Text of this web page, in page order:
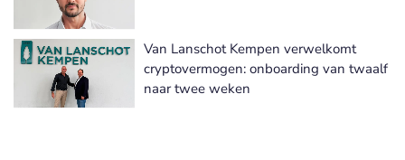
Van Lanschot Kempen verwelkomt
cryptovermogen: onboarding van twaalf
naar twee weken